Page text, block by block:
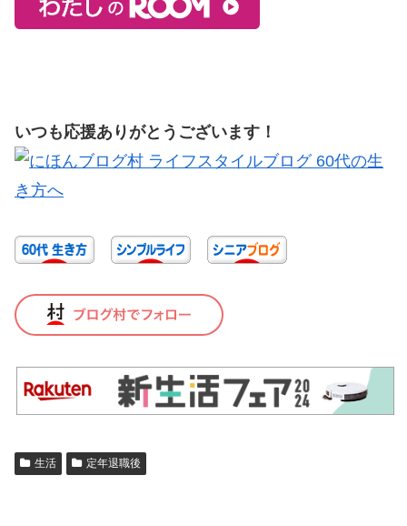
いつも応援ありがとうございます！
生活 定年退職後